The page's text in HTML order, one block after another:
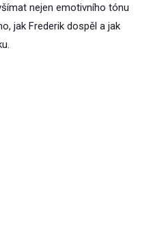
nejen emotivního tónu
jak Frederik dospěl a jak